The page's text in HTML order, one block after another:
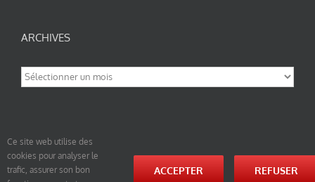
ARCHIVES
Archives
© tao-yin.co © TAO-YIN.fr Georges Charles, Hormis les pages https://tao-yin.fr/georges-charles/
et https://tao-yin.fr/san-yiquan-le-poing-des-trois-harmonies/ sous licence Creative Commons
Ce site web utilise des
cookies pour analyser le
trafic, assurer son bon
ACCEPTER REFUSER